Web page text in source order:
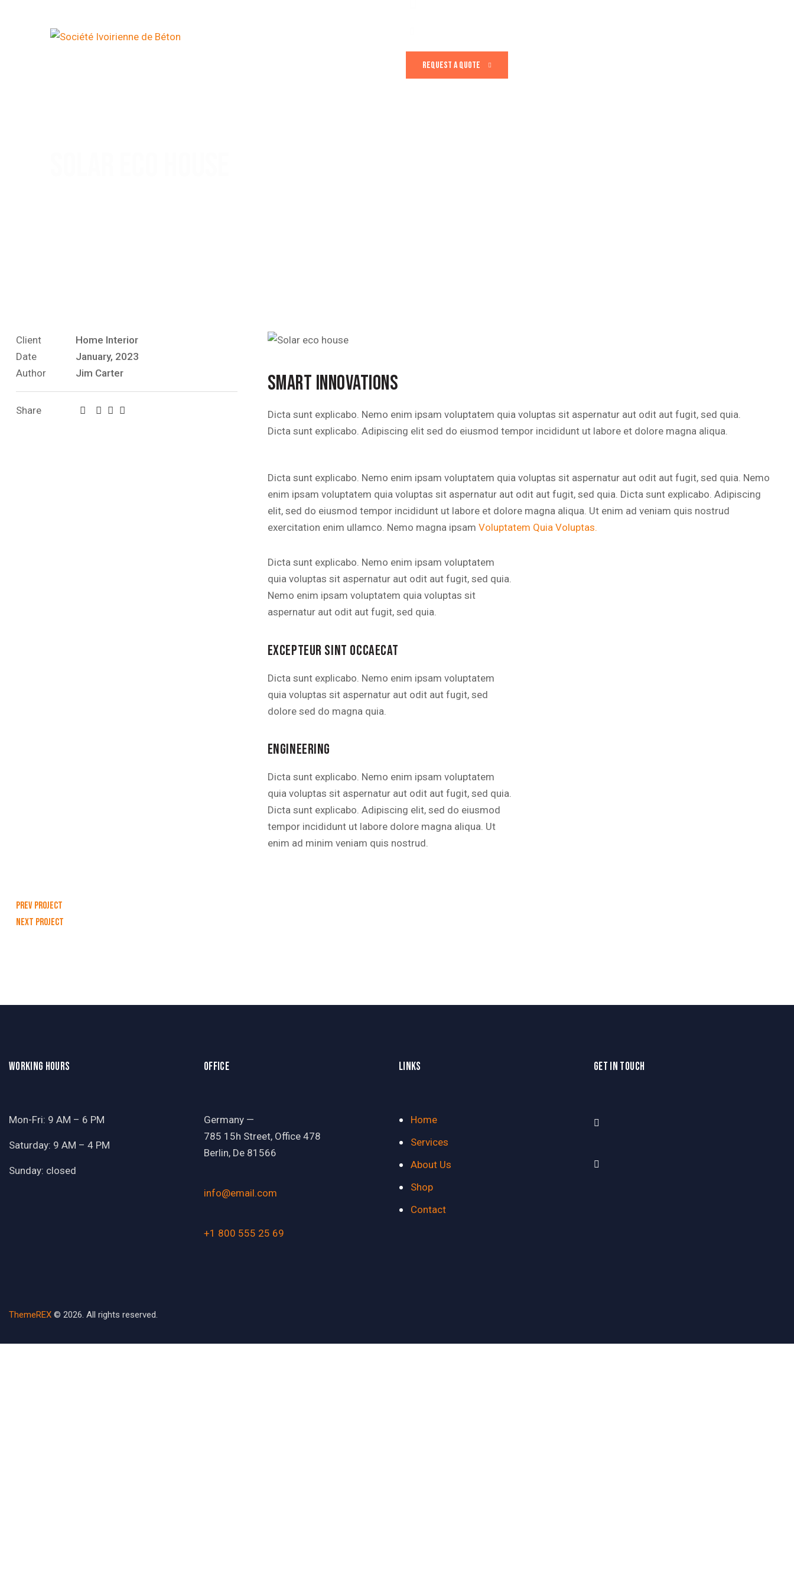
REQUEST A QUOTE
Client
Home Interior
Date
January, 2023
Author
Jim Carter
Share
SMART INNOVATIONS
Dicta sunt explicabo. Nemo enim ipsam voluptatem quia voluptas sit aspernatur aut odit aut fugit, sed quia.
Dicta sunt explicabo. Adipiscing elit sed do eiusmod tempor incididunt ut labore et dolore magna aliqua.
Dicta sunt explicabo. Nemo enim ipsam voluptatem quia voluptas sit aspernatur aut odit aut fugit, sed quia. Nemo
enim ipsam voluptatem quia voluptas sit aspernatur aut odit aut fugit, sed quia. Dicta sunt explicabo. Adipiscing
elit, sed do eiusmod tempor incididunt ut labore et dolore magna aliqua. Ut enim ad veniam quis nostrud
exercitation enim ullamco. Nemo magna ipsam Voluptatem Quia Voluptas.
Dicta sunt explicabo. Nemo enim ipsam voluptatem
quia voluptas sit aspernatur aut odit aut fugit, sed quia.
Nemo enim ipsam voluptatem quia voluptas sit
aspernatur aut odit aut fugit, sed quia.
EXCEPTEUR SINT OCCAECAT
Dicta sunt explicabo. Nemo enim ipsam voluptatem
quia voluptas sit aspernatur aut odit aut fugit, sed
dolore sed do magna quia.
ENGINEERING
Dicta sunt explicabo. Nemo enim ipsam voluptatem
quia voluptas sit aspernatur aut odit aut fugit, sed quia.
Dicta sunt explicabo. Adipiscing elit, sed do eiusmod
tempor incididunt ut labore dolore magna aliqua. Ut
enim ad minim veniam quis nostrud.
Prev Project
Next Project
WORKING HOURS
Mon-Fri: 9 AM – 6 PM
Saturday: 9 AM – 4 PM
Sunday: closed
OFFICE
Germany —
785 15h Street, Office 478
Berlin, De 81566
info@email.com
+1 800 555 25 69
LINKS
Home
Services
About Us
Shop
Contact
GET IN TOUCH
ThemeREX © 2026. All rights reserved.